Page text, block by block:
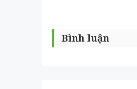
Bình luận